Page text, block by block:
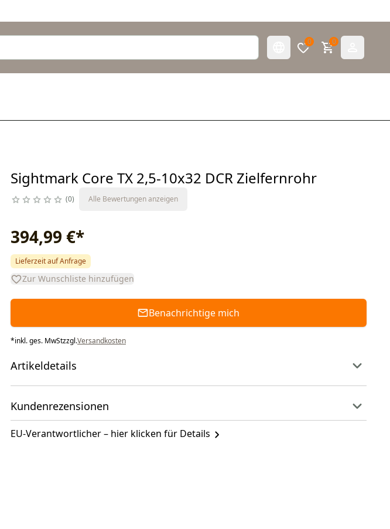
0 0
Sightmark Core TX 2,5-10x32 DCR Zielfernrohr
0 Alle Bewertungen anzeigen
394,99 €*
Lieferzeit auf Anfrage
Zur Wunschliste hinzufügen
Benachrichtige mich
*inkl. ges. MwStzzgl.Versandkosten
Artikeldetails
Kundenrezensionen
EU-Verantwortlicher – hier klicken für Details